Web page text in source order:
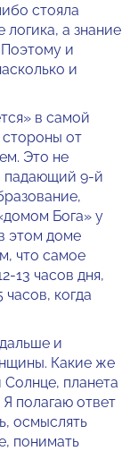
стояла
логика, а знание
и
и
в самой
стороны от
Это не
падающий 9-й
Бога» у
этом доме
что самое
13 часов дня,
когда
и
Какие же
планета
полагаю ответ
осмыслять
понимать